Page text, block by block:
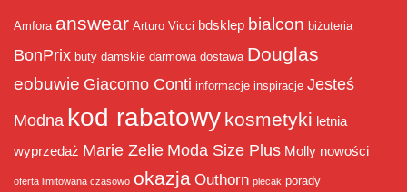
Amfora answear Arturo Vicci bdsklep bialcon biżuteria
BonPrix buty damskie darmowa dostawa Douglas
eobuwie Giacomo Conti informacje inspiracje Jesteś
Modna kod rabatowy kosmetyki letnia
wyprzedaż Marie Zelie Moda Size Plus Molly nowości
oferta limitowana czasowo okazja Outhorn plecak porady